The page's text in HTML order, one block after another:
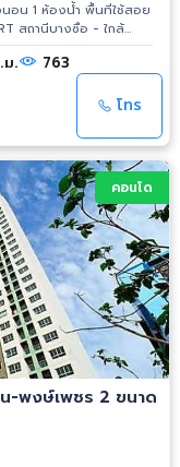
นอน 1 ห้องน้ำ พื้นที่ใช้สอย
ทย จำกัด (SCG) - โลตัส
ลางกรุงเทพอภิวัฒน์ -
ดนัดจตุจักร
ม. 763
โทร
คอนโด
ษ์เพชร 2 ขนาด